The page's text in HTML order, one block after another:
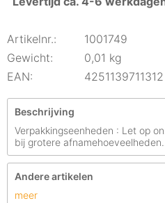
Artikelnr.:
1001749
Gewicht:
0,01 kg
EAN:
4251139711312
Beschrijving
Verpakkingseenheden : Let op
bij grotere
Andere artikelen
meer